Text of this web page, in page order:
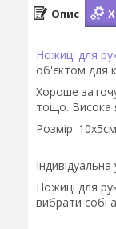
Опис
Ножиці для
об'єктом для
Хороше
тощо. Висока
Розмір:
Ножиці для
вибрати собі